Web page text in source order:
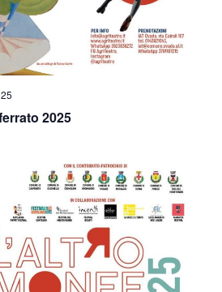
2025